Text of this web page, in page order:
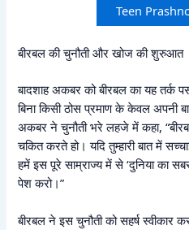
Teen
बीरबल की चुनौती और खोज की शुरुआत
बादशाह अकबर को बीरबल का यह तर्क
बिना किसी ठोस प्रमाण के केवल अपनी
अकबर ने चुनौती भरे लहजे में कहा,
चकित करते हो। यदि तुम्हारी बात में
हमें इस पूरे साम्राज्य में से ‘दुनिया का
पेश करो।”
बीरबल ने इस चुनौती को सहर्ष स्वीकार